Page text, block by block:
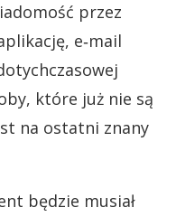
przez
e‑mail
które już nie są
na ostatni znany
będzie musiał